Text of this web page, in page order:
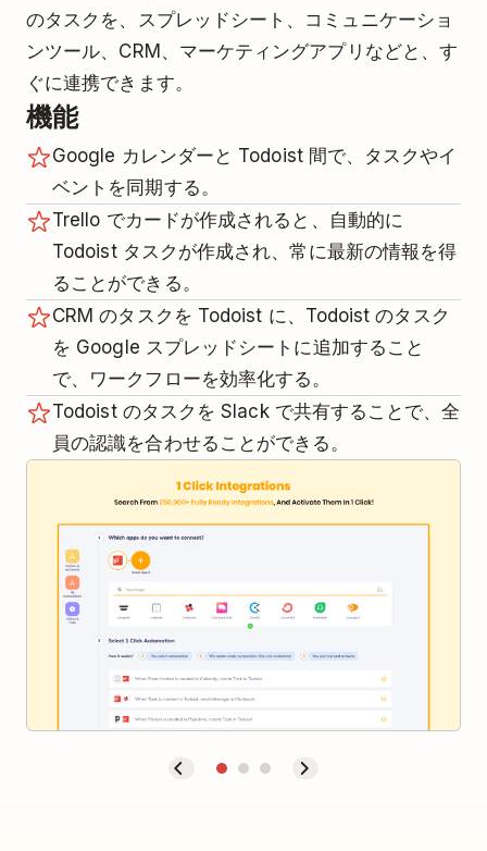
のタスクを、スプレッドシート、コミュニケーショ
ンツール、CRM、マーケティングアプリなどと、す
ぐに連携できます。
機能
Google カレンダーと Todoist 間で、タスクやイ
ベントを同期する。
Trello でカードが作成されると、自動的に
Todoist タスクが作成され、常に最新の情報を得
ることができる。
CRM のタスクを Todoist に、Todoist のタスク
を Google スプレッドシートに追加すること
で、ワークフローを効率化する。
Todoist のタスクを Slack で共有することで、全
員の認識を合わせることができる。